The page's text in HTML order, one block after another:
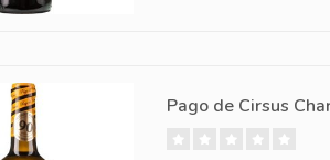
Pago de Cirsus